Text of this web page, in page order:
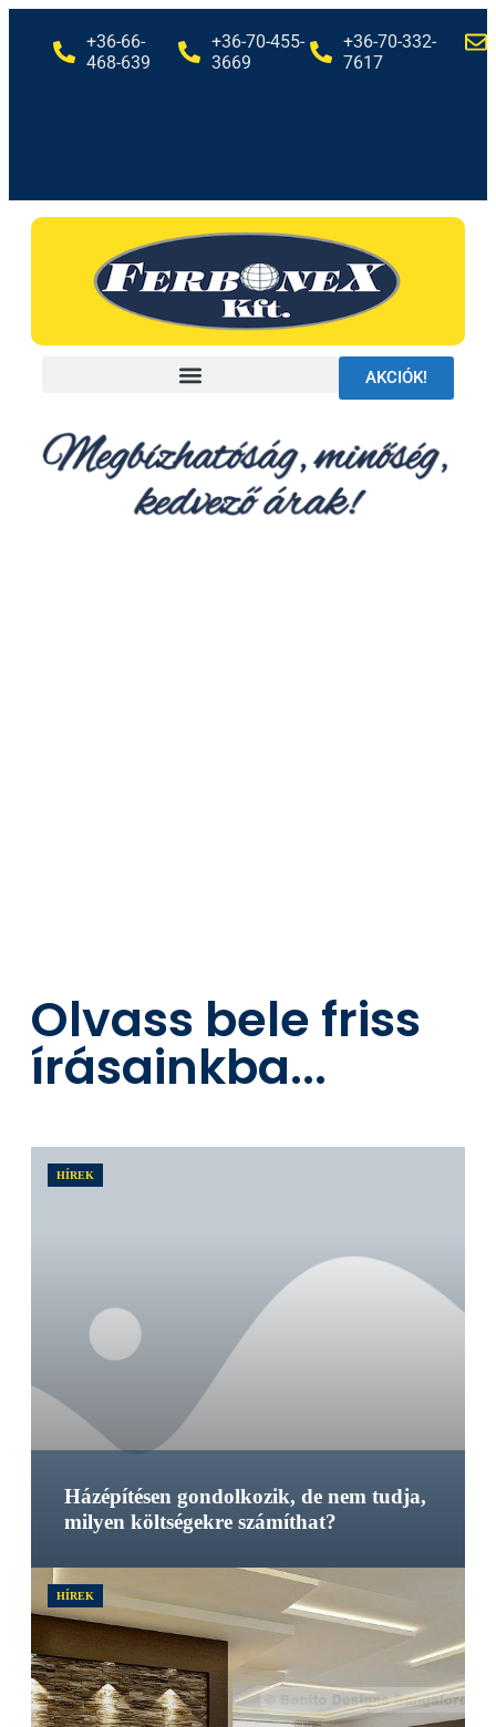
+36-66-
468-639
+36-70-455-
3669
+36-70-332-
7617
AKCIÓK!
Olvass bele friss
írásainkba...
Házépítésen gondolkozik, de nem tudja,
milyen költségekre számíthat?
HÍREK
HÍREK